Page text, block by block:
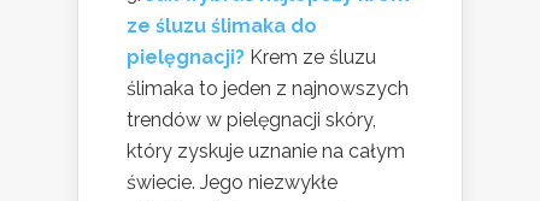
ze śluzu ślimaka do
pielęgnacji? Krem ze śluzu
ślimaka to jeden z najnowszych
trendów w pielęgnacji skóry,
który zyskuje uznanie na całym
świecie. Jego niezwykłe